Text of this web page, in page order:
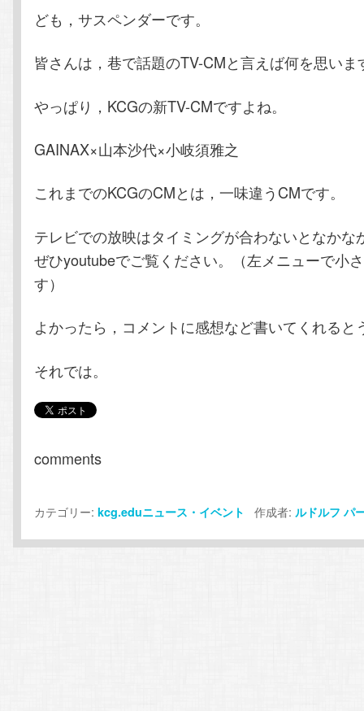
テ
ン
ツ
へ
移
動
ン
ツ
へ
移
動
ども，サスペンダーです。
皆さんは，巷で話題のTV-CMと言えば何を思いま
やっぱり，KCGの新TV-CMですよね。
GAINAX×山本沙代×小岐須雅之
これまでのKCGのCMとは，一味違うCMです。
テレビでの放映はタイミングが合わないとなかな
ぜひyoutubeでご覧ください。（左メニューで小
す）
よかったら，コメントに感想など書いてくれると
それでは。
comments
カテゴリー:kcg.eduニュース・イベント 作成者: ルドルフ パ